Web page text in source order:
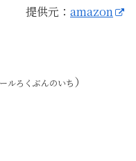
提供元： amazon
ルろくぶんのいち）